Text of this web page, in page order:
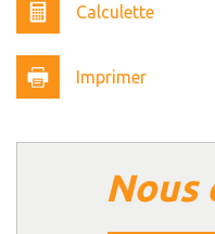
Calculette
Imprimer